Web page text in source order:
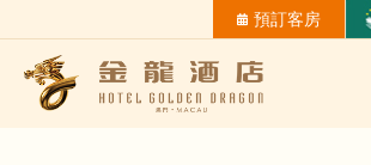
預訂客房